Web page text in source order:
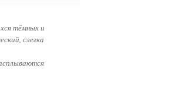
тёмных и
слегка